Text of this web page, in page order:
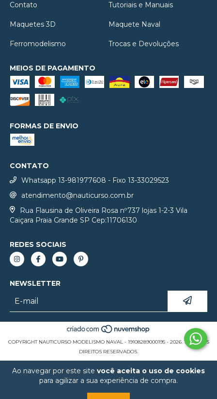
Ao navegar por este site você aceita o uso de cookies
para agilizar a sua experiência de compra.
Contato Tutoriais e Manuais
Maquetes 3D Maquete Naval
Ferromodelismo Trocas e Devoluções
MEIOS DE PAGAMENTO
FORMAS DE ENVIO
CONTATO
Whatsapp 13-981977608 - Fixo 13-33029523
atendimento@nauticurso.com.br
Rua Flausina de Oliveira Rosa nº737 lojas 1-2-3 Vila
Caiçara Praia Grande SP Cep:11706130
REDES SOCIAIS
NEWSLETTER
COPYRIGHT NAUTICURSO MODELISMO NAVAL - 19108289000195 - 2026. TODOS OS
DIREITOS RESERVADOS.